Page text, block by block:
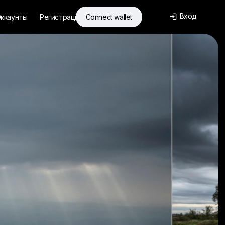
Регистрация Connect wallet  Вход